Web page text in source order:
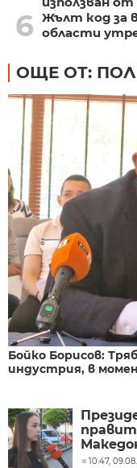
6 Жълт код за
области
ОЩЕ ОТ:
Бойко Борисов:
индустрия, в
10:47,